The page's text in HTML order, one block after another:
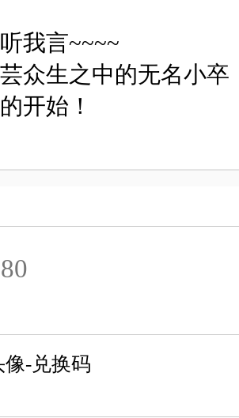
我言~~~~
众生之中的无名小
开始！
-兑换码